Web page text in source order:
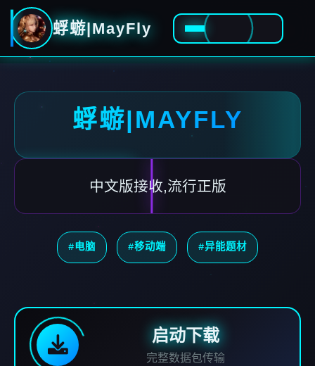
蜉蝣|MayFly
蜉蝣|MAYFLY
中文版接收,流行正版
#电脑 #移动端 #异能题材
启动下载
完整数据包传输